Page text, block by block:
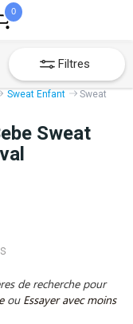
0
Filtres
Sweat Enfant
Sweat
Sweat
de recherche pour
ou Essayer avec moins